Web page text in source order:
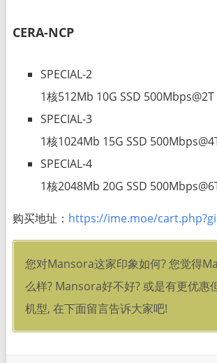
CERA-NCP
SPECIAL-2
1核512Mb 10G SSD 500Mbps@2T
SPECIAL-3
1核1024Mb 15G SSD
SPECIAL-4
1核2048Mb 20G SSD
购买地址： https://ime.moe/
您对Mansora这家印象如何? 您觉得
么样? Mansora好不好? 或是有更优惠
机型, 在下面留言告诉大家吧!